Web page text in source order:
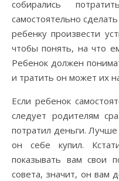
собирались
самостоятельно
ребенку произвести
чтобы понять, на что
Ребенок должен
и тратить он может их
Если ребенок
следует родителям
потратил деньги. Лучше
он себе купил.
показывать вам свои
совета, значит, он вам